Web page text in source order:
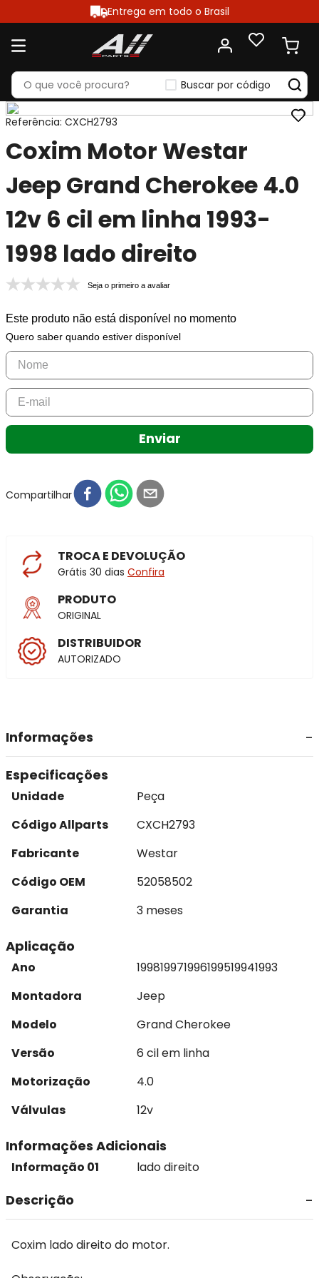
Entrega em todo o Brasil
Buscar por código
Referência: CXCH2793
Coxim Motor Westar
Jeep Grand Cherokee 4.0
12v 6 cil em linha 1993-
1998 lado direito
Seja o primeiro a avaliar
Este produto não está disponível no momento
Quero saber quando estiver disponível
Enviar
Compartilhar
TROCA E DEVOLUÇÃO
Grátis 30 dias Confira
PRODUTO
ORIGINAL
DISTRIBUIDOR
AUTORIZADO
Informações
Especificações
Unidade
Peça
Código Allparts
CXCH2793
Fabricante
Westar
Código OEM
52058502
Garantia
3 meses
Aplicação
Ano 199819971996199519941993
Montadora
Jeep
Modelo
Grand Cherokee
Versão
6 cil em linha
Motorização
4.0
Válvulas
12v
Informações Adicionais
Informação 01 lado direito
Descrição
Coxim lado direito do motor.